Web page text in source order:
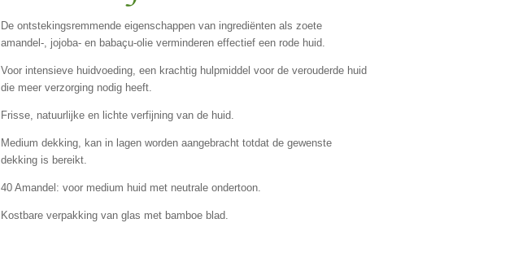
De ontstekingsremmende eigenschappen van ingrediënten als zoete
amandel-, jojoba- en babaçu-olie verminderen effectief een rode huid.
Voor intensieve huidvoeding, een krachtig hulpmiddel voor de verouderde huid
die meer verzorging nodig heeft.
Frisse, natuurlijke en lichte verfijning van de huid.
Medium dekking, kan in lagen worden aangebracht totdat de gewenste
dekking is bereikt.
40 Amandel: voor medium huid met neutrale ondertoon.
Kostbare verpakking van glas met bamboe blad.